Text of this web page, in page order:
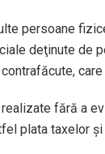
persoane
deţinute de
fără a
plata taxelor